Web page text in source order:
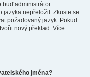
buď administrátor
jazyka nepřeložil. Zkuste se
požadovaný jazyk. Pokud
nový překlad. Více
jména?